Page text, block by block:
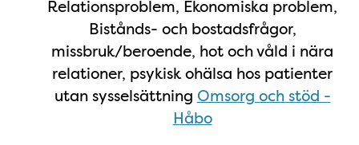
Relationsproblem, Ekonomiska problem,
Bistånds- och bostadsfrågor,
missbruk/beroende, hot och våld i nära
relationer, psykisk ohälsa hos patienter
utan sysselsättning Omsorg och stöd -
Håbo